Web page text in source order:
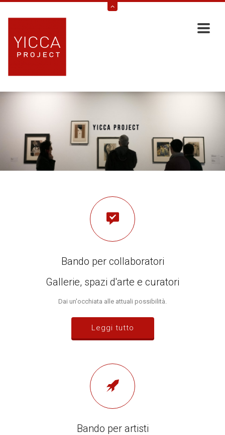
Bando per collaboratori
Gallerie, spazi d'arte e curatori
Dai un'occhiata alle attuali possibilità.
Leggi tutto
Bando per artisti